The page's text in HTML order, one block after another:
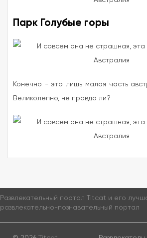
Парк Голубые горы
Конечно - это лишь малая часть
Великолепно, не правда ли?
Развлекательный портал Titcat и его
развлекательно-познавательный портал